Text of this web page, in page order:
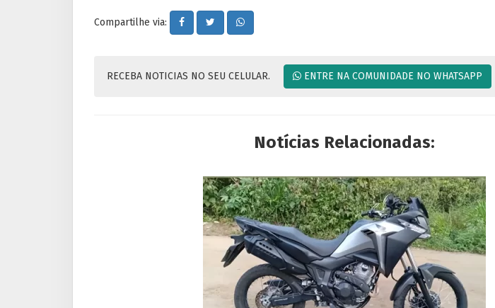
Compartilhe via:
RECEBA NOTICIAS NO SEU CELULAR. ENTRE NA COMUNIDADE NO WHATSAPP
Notícias Relacionadas: